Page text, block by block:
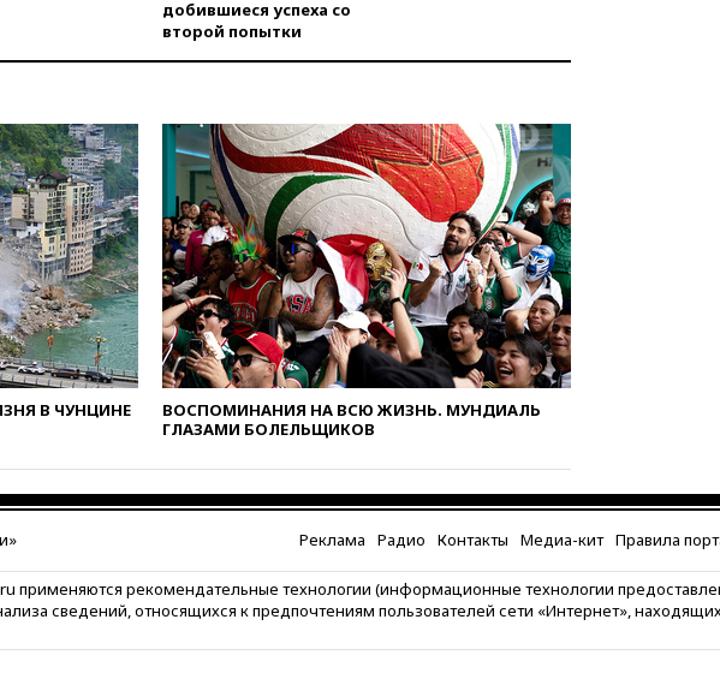
номер «Единой России» в
вчера, 19:15Путин обсудил с
вчера, 18:56Wildberries
отрицает перенос основной
логистики за пределы России
вчера, 18:45 Крупнейший
склад маркетплейса Rozetka
сгорел под Киевом
вчера, 18:35Джаред Лето
лишился роли в фильме
Барри Левинсона на фоне
обвинений в насилии
вчера, 18:28 Выборы ректора
ГИТИСа перенесены на «после
вчера, 18:15Путин указал на
нехватку врачей в
Белгородской области
вчера, 17:58ЕС отменил
временную защиту для
военнообязанных украинцев
вчера, 17:45Шуваев сообщил
добившиеся успеха со
второй попытки
В ЧУНЦИНЕ
ВОСПОМИНАНИЯ НА ВСЮ ЖИЗНЬ. МУНДИАЛЬ
ГЛАЗАМИ БОЛЕЛЬЩИКОВ
Реклама Радио Контакты Медиа-кит Правила
применяются рекомендательные технологии (информационные технологии
сведений, относящихся к предпочтениям пользователей сети «Интернет»,